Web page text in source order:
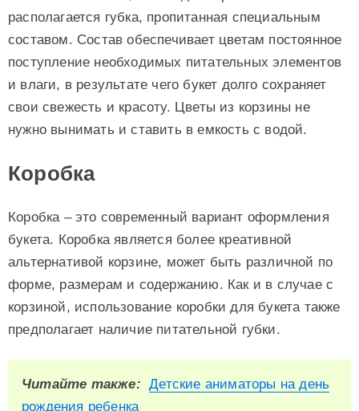
располагается губка, пропитанная специальным
составом. Состав обеспечивает цветам постоянное
поступление необходимых питательных элементов
и влаги, в результате чего букет долго сохраняет
свои свежесть и красоту. Цветы из корзины не
нужно вынимать и ставить в емкость с водой.
Коробка
Коробка – это современный вариант оформления
букета. Коробка является более креативной
альтернативой корзине, может быть различной по
форме, размерам и содержанию. Как и в случае с
корзиной, использование коробки для букета также
предполагает наличие питательной губки.
Читайте также: Детские аниматоры на день
рождения ребенка